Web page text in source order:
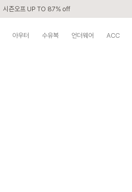
시즌오프 UP TO 87% off
아우터 수유복 언더웨어 ACC